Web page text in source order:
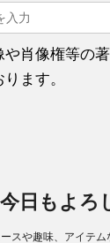
肖像権等の
ます。
今日もよろ
スや趣味、アイテム